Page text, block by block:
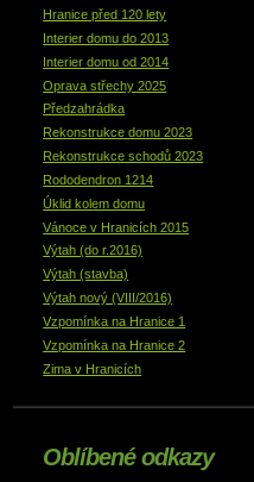
Hranice před 120 lety
Interier domu do 2013
Interier domu od 2014
Oprava střechy 2025
Předzahrádka
Rekonstrukce domu 2023
Rekonstrukce schodů 2023
Rododendron 1214
Úklid kolem domu
Vánoce v Hranicích 2015
Výtah (do r.2016)
Výtah (stavba)
Výtah nový (VIII/2016)
Vzpomínka na Hranice 1
Vzpomínka na Hranice 2
Zima v Hranicích
Oblíbené odkazy